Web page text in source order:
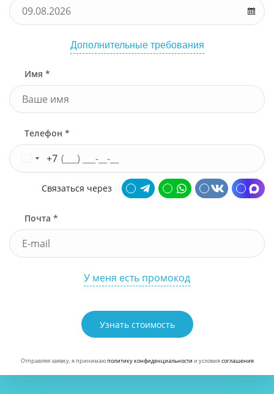
Дополнительные требования
Имя *
Телефон *
+7
Связаться через
Почта *
У меня есть промокод
Узнать стоимость
Отправляя заявку, я принимаюполитику конфиденциальности и условиясоглашения